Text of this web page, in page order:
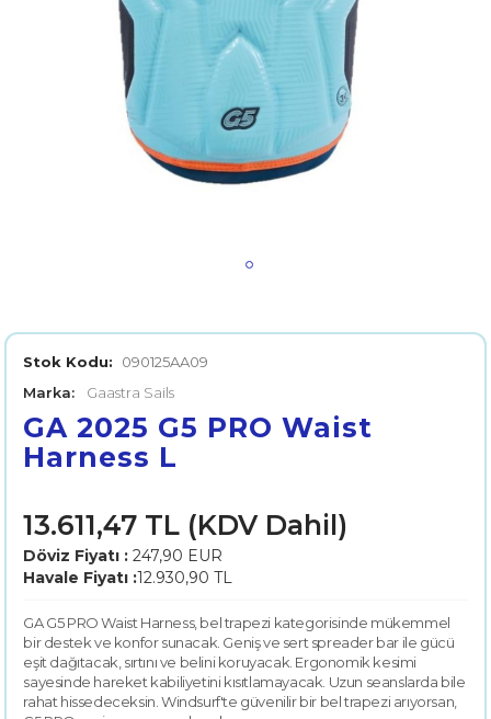
Stok Kodu: 090125AA09
Marka:
Gaastra Sails
GA 2025 G5 PRO Waist
Harness L
13.611,47 TL (KDV Dahil)
Döviz Fiyatı : 247,90 EUR
Havale Fiyatı :12.930,90 TL
GA G5 PRO Waist Harness, bel trapezi kategorisinde mükemmel
bir destek ve konfor sunacak. Geniş ve sert spreader bar ile gücü
eşit dağıtacak, sırtını ve belini koruyacak. Ergonomik kesimi
sayesinde hareket kabiliyetini kısıtlamayacak. Uzun seanslarda bile
rahat hissedeceksin. Windsurf'te güvenilir bir bel trapezi arıyorsan,